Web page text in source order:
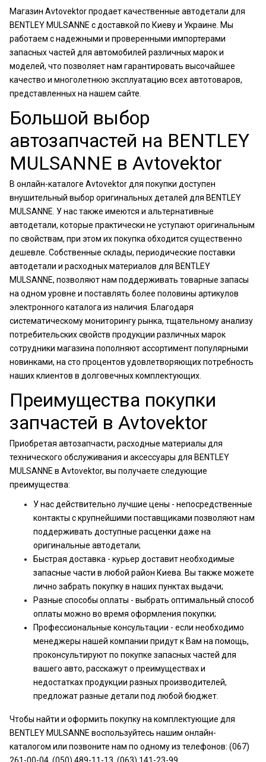
Магазин Avtovektor продает качественные автодетали для
BENTLEY MULSANNE с доставкой по Киеву и Украине. Мы
работаем с надежными и проверенными импортерами
запасных частей для автомобилей различных марок и
моделей, что позволяет нам гарантировать высочайшее
качество и многолетнюю эксплуатацию всех автотоваров,
представленных на нашем сайте.
Большой выбор
автозапчастей на BENTLEY
MULSANNE в Avtovektor
В онлайн-каталоге Avtovektor для покупки доступен
внушительный выбор оригинальных деталей для BENTLEY
MULSANNE. У нас также имеются и альтернативные
автодетали, которые практически не уступают оригинальным
по свойствам, при этом их покупка обходится существенно
дешевле. Собственные склады, периодические поставки
автодетали и расходных материалов для BENTLEY
MULSANNE, позволяют нам поддерживать товарные запасы
на одном уровне и поставлять более половины артикулов
электронного каталога из наличия. Благодаря
систематическому мониторингу рынка, тщательному анализу
потребительских свойств продукции различных марок
сотрудники магазина пополняют ассортимент популярными
новинками, на сто процентов удовлетворяющих потребность
наших клиентов в долговечных комплектующих.
Преимущества покупки
запчастей в Avtovektor
Приобретая автозапчасти, расходные материалы для
технического обслуживания и аксессуары для BENTLEY
MULSANNE в Avtovektor, вы получаете следующие
преимущества:
У нас действительно лучшие цены - непосредственные
контакты с крупнейшими поставщиками позволяют нам
поддерживать доступные расценки даже на
оригинальные автодетали;
Быстрая доставка - курьер доставит необходимые
запасные части в любой район Киева. Вы также можете
лично забрать покупку в наших пунктах выдачи;
Разные способы оплаты - выбрать оптимальный способ
оплаты можно во время оформления покупки;
Профессиональные консультации - если необходимо
менеджеры нашей компании придут к Вам на помощь,
проконсультируют по покупке запасных частей для
вашего авто, расскажут о преимуществах и
недостатках продукции разных производителей,
предложат разные детали под любой бюджет.
Чтобы найти и оформить покупку на комплектующие для
BENTLEY MULSANNE воспользуйтесь нашим онлайн-
каталогом или позвоните нам по одному из телефонов: (067)